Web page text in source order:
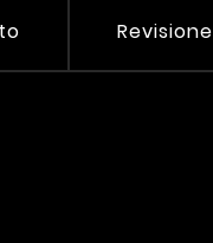
Revisione